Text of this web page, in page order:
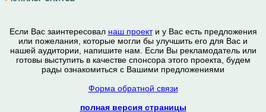
Если Вас заинтересовал наш проекти у Вас есть предложения
или пожелания, которые могли бы улучшить его для Вас и
нашей аудитории, напишите нам. Если Вы рекламодатель или
готовы выступить в качестве спонсора этого проекта, будем
рады ознакомиться с Вашими предложениями
Форма обратной связи
полная версия страницы